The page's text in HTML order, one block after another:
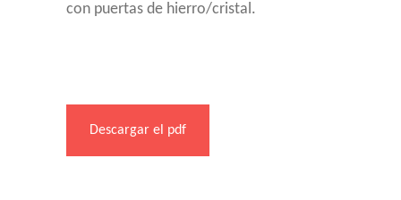
con puertas de hierro/cristal.
Descargar el pdf